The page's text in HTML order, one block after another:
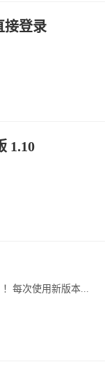
接登录
1.10
在游戏 到赛利亚房间按Home键呼出 ！！每次使用新版本...